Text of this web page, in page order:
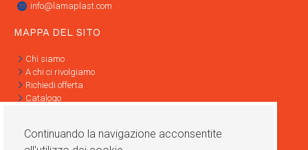
info@lamaplast.com
MAPPA DEL SITO
Chi siamo
A chi ci rivolgiamo
Richiedi offerta
Catalogo
Condizioni di vendita
Continuando la navigazione acconsentite